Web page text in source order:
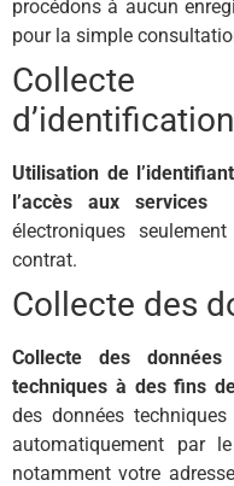
procédons à aucun
pour la simple
Collecte
d’identification
Utilisation de
l’accès aux services
électroniques
contrat.
Collecte des
Collecte des
techniques à des fins
des données
automatiquement par
notamment votre